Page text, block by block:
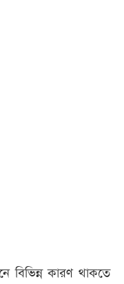
বিভিন্ন কারণ থাকতে